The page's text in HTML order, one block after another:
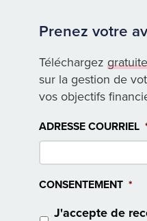
Prenez votre
Téléchargez
sur la gestion de
vos objectifs
ADRESSE COURRIEL
CONSENTEMENT *
J'accepte de